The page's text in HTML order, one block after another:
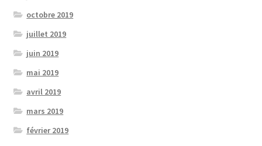
octobre 2019
juillet 2019
juin 2019
mai 2019
avril 2019
mars 2019
février 2019